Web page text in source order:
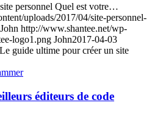
personnel Quel est votre…
uploads/2017/04/site-personnel-
John http://www.shantee.net/wp-
logo1.png John2017-04-03
Le guide ultime pour créer un site
éditeurs de code